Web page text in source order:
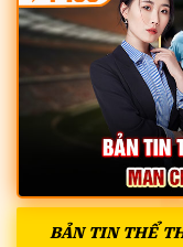
BẢN TIN THỂ